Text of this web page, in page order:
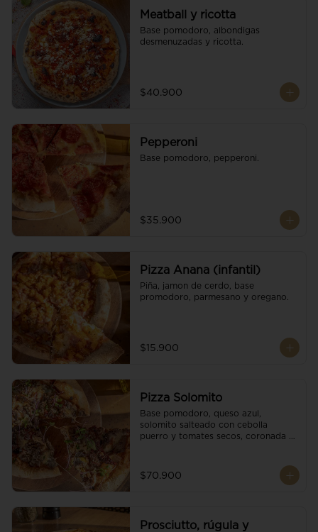
Meatball y ricotta
Base pomodoro, albondigas
desmenuzadas y ricotta.
$40.900
Pepperoni
Base pomodoro, pepperoni.
$35.900
Pizza Anana (infantil)
Piña, jamon de cerdo, base
promodoro, parmesano y oregano.
$15.900
Pizza Solomito
Base pomodoro, queso azul,
solomito salteado con cebolla
puerro y tomates secos, coronada
$70.900
Prosciutto, rúgula y